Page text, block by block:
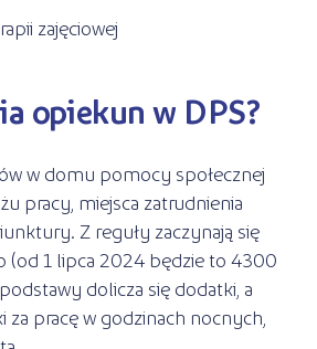
zajęciowej
opiekun w DPS?
w domu pomocy społecznej
pracy, miejsca zatrudnienia
Z reguły zaczynają się
(od 1 lipca 2024 będzie to 4300
dolicza się dodatki, a
za pracę w godzinach nocnych,